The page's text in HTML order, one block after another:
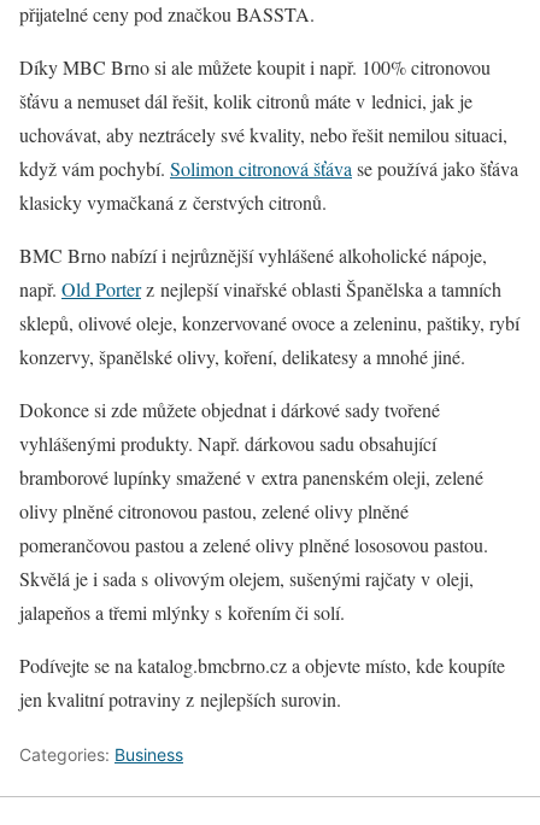
přijatelné ceny pod značkou BASSTA.
Díky MBC Brno si ale můžete koupit i např. 100% citronovou
šťávu a nemuset dál řešit, kolik citronů máte v lednici, jak je
uchovávat, aby neztrácely své kvality, nebo řešit nemilou situaci,
když vám pochybí. Solimon citronová šťávase používá jako šťáva
klasicky vymačkaná z čerstvých citronů.
BMC Brno nabízí i nejrůznější vyhlášené alkoholické nápoje,
např. Old Porterz nejlepší vinařské oblasti Španělska a tamních
sklepů, olivové oleje, konzervované ovoce a zeleninu, paštiky, rybí
konzervy, španělské olivy, koření, delikatesy a mnohé jiné.
Dokonce si zde můžete objednat i dárkové sady tvořené
vyhlášenými produkty. Např. dárkovou sadu obsahující
bramborové lupínky smažené v extra panenském oleji, zelené
olivy plněné citronovou pastou, zelené olivy plněné
pomerančovou pastou a zelené olivy plněné lososovou pastou.
Skvělá je i sada s olivovým olejem, sušenými rajčaty v oleji,
jalapeňos a třemi mlýnky s kořením či solí.
Podívejte se na katalog.bmcbrno.cz a objevte místo, kde koupíte
jen kvalitní potraviny z nejlepších surovin.
Categories: Business